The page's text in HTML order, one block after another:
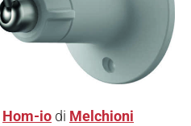
Hom-io di Melchioni